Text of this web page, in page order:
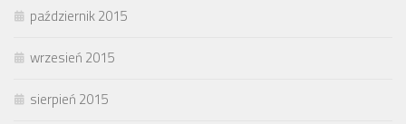
październik 2015
wrzesień 2015
sierpień 2015